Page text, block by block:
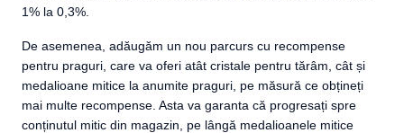
1% la 0,3%.
De asemenea, adăugăm un nou parcurs cu recompense
pentru praguri, care va oferi atât cristale pentru tărâm, cât și
medalioane mitice la anumite praguri, pe măsură ce obțineți
mai multe recompense. Asta va garanta că progresați spre
conținutul mitic din magazin, pe lângă medalioanele mitice